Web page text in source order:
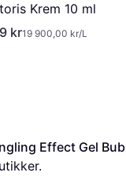
Krem 10 ml
kr19 900,00 kr/L
Effect Gel